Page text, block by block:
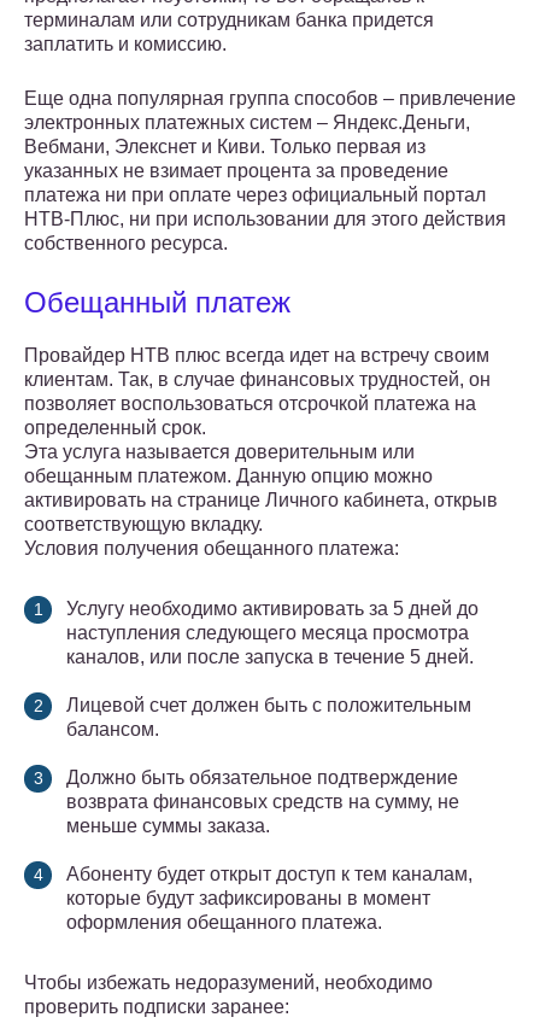
терминалам или сотрудникам банка придется
заплатить и комиссию.
Еще одна популярная группа способов – привлечение
электронных платежных систем – Яндекс.Деньги,
Вебмани, Элекснет и Киви. Только первая из
указанных не взимает процента за проведение
платежа ни при оплате через официальный портал
НТВ-Плюс, ни при использовании для этого действия
собственного ресурса.
Обещанный платеж
Провайдер НТВ плюс всегда идет на встречу своим
клиентам. Так, в случае финансовых трудностей, он
позволяет воспользоваться отсрочкой платежа на
определенный срок.
Эта услуга называется доверительным или
обещанным платежом. Данную опцию можно
активировать на странице Личного кабинета, открыв
соответствующую вкладку.
Условия получения обещанного платежа:
Услугу необходимо активировать за 5 дней до
наступления следующего месяца просмотра
каналов, или после запуска в течение 5 дней.
Лицевой счет должен быть с положительным
балансом.
Должно быть обязательное подтверждение
возврата финансовых средств на сумму, не
меньше суммы заказа.
Абоненту будет открыт доступ к тем каналам,
которые будут зафиксированы в момент
оформления обещанного платежа.
Чтобы избежать недоразумений, необходимо
проверить подписки заранее: